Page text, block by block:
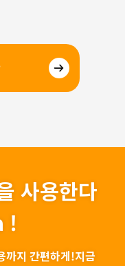
사용한다
!
까지 간편하게!지금